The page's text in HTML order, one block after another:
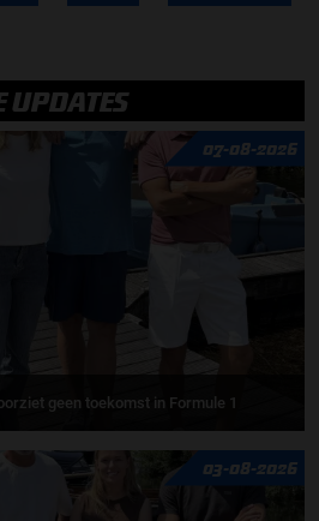
UPDATES
07-08-2026
geen toekomst in Formule 1
03-08-2026